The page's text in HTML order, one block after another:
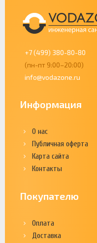
+7 (499) 380-80-80
(пн-пт 9:00–20:00)
info@vodazone.ru
Информация
О нас
Публичная оферта
Карта сайта
Контакты
Покупателю
Оплата
Доставка